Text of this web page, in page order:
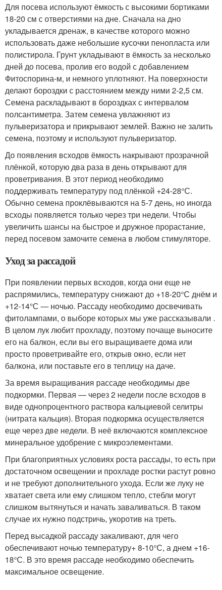
Для посева используют ёмкость с высокими бортиками
18-20 см с отверстиями на дне. Сначала на дно
укладывается дренаж, в качестве которого можно
использовать даже небольшие кусочки пенопласта или
полистирола. Грунт укладывают в ёмкость за несколько
дней до посева, пролив его водой с добавлением
Фитоспорина-м, и немного уплотняют. На поверхности
делают бороздки с расстоянием между ними 2-2,5 см.
Семена раскладывают в бороздках с интервалом
полсантиметра. Затем семена увлажняют из
пульверизатора и прикрывают землей. Важно не залить
семена, поэтому и используют пульверизатор.
До появления всходов ёмкость накрывают прозрачной
плёнкой, которую два раза в день открывают для
проветривания. В этот период необходимо
поддерживать температуру под плёнкой +24-28°С.
Обычно семена проклёвываются на 5-7 день, но иногда
всходы появляется только через три недели. Чтобы
увеличить шансы на быстрое и дружное прорастание,
перед посевом замочите семена в любом стимуляторе.
Уход за рассадой
При появлении первых всходов, когда они еще не
распрямились, температуру снижают до +18-20°С днём и
+12-14°С — ночью. Рассаду необходимо досвечивать
фитолампами, о выборе которых мы уже рассказывали .
В целом лук любит прохладу, поэтому почаще выносите
его на балкон, если вы его выращиваете дома или
просто проветривайте его, открыв окно, если нет
балкона, или поставьте его в теплицу на даче.
За время выращивания рассаде необходимы две
подкормки. Первая — через 2 недели после всходов в
виде однопроцентного раствора кальциевой селитры
(нитрата кальция). Вторая подкормка осуществляется
еще через две недели. В неё включаются комплексное
минеральное удобрение с микроэлементами.
При благоприятных условиях роста рассады, то есть при
достаточном освещении и прохладе ростки растут ровно
и не требуют дополнительного ухода. Если же луку не
хватает света или ему слишком тепло, стебли могут
слишком вытянуться и начать заваливаться. В таком
случае их нужно подстричь, укоротив на треть.
Перед высадкой рассаду закаливают, для чего
обеспечивают ночью температуру+ 8-10°С, а днем +16-
18°С. В это время рассаде необходимо обеспечить
максимальное освещение.